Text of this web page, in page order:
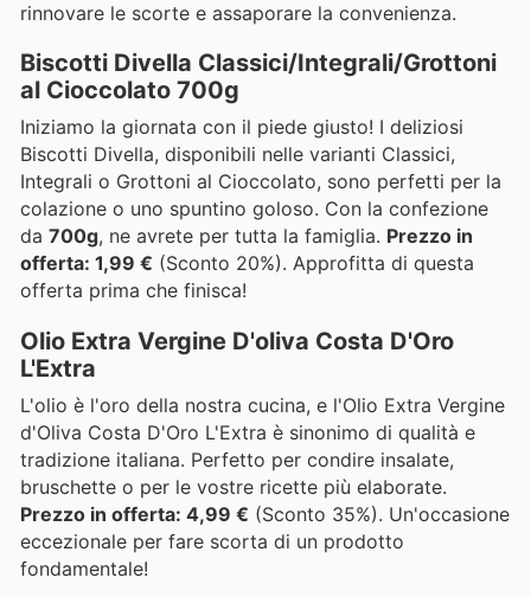
rinnovare le scorte e assaporare la convenienza.
Biscotti Divella Classici/Integrali/Grottoni
al Cioccolato 700g
Iniziamo la giornata con il piede giusto! I deliziosi
Biscotti Divella, disponibili nelle varianti Classici,
Integrali o Grottoni al Cioccolato, sono perfetti per la
colazione o uno spuntino goloso. Con la confezione
da 700g, ne avrete per tutta la famiglia. Prezzo in
offerta: 1,99 € (Sconto 20%). Approfitta di questa
offerta prima che finisca!
Olio Extra Vergine D'oliva Costa D'Oro
L'Extra
L'olio è l'oro della nostra cucina, e l'Olio Extra Vergine
d'Oliva Costa D'Oro L'Extra è sinonimo di qualità e
tradizione italiana. Perfetto per condire insalate,
bruschette o per le vostre ricette più elaborate.
Prezzo in offerta: 4,99 € (Sconto 35%). Un'occasione
eccezionale per fare scorta di un prodotto
fondamentale!